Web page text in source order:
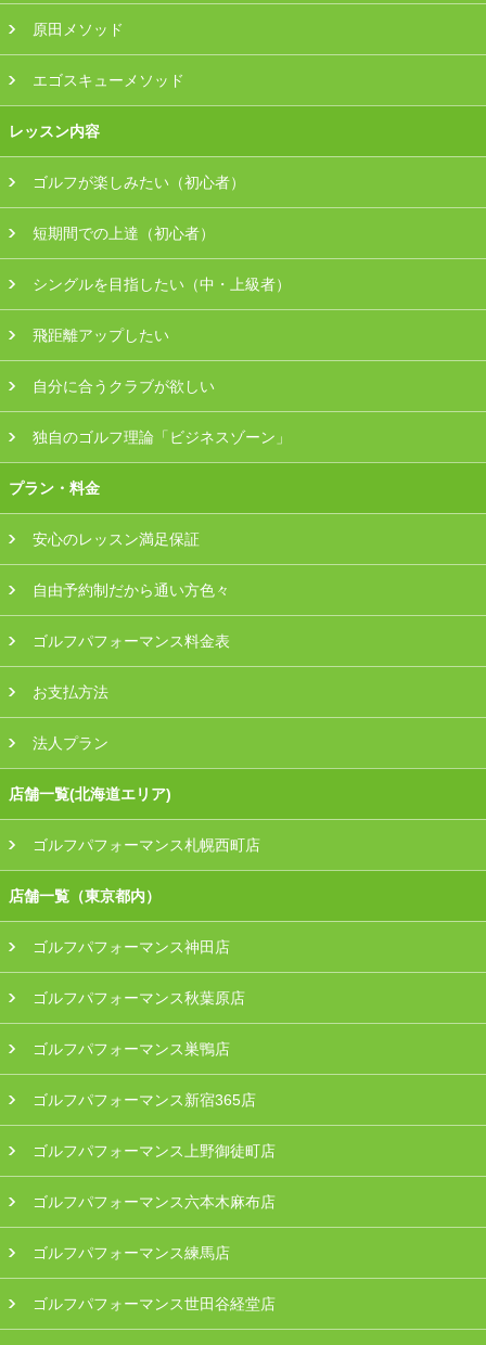
原田メソッド
エゴスキューメソッド
レッスン内容
ゴルフが楽しみたい（初心者）
短期間での上達（初心者）
シングルを目指したい（中・上級者）
飛距離アップしたい
自分に合うクラブが欲しい
独自のゴルフ理論「ビジネスゾーン」
プラン・料金
安心のレッスン満足保証
自由予約制だから通い方色々
ゴルフパフォーマンス料金表
お支払方法
法人プラン
店舗一覧(北海道エリア)
ゴルフパフォーマンス札幌西町店
店舗一覧（東京都内）
ゴルフパフォーマンス神田店
ゴルフパフォーマンス秋葉原店
ゴルフパフォーマンス巣鴨店
ゴルフパフォーマンス新宿365店
ゴルフパフォーマンス上野御徒町店
ゴルフパフォーマンス六本木麻布店
ゴルフパフォーマンス練馬店
ゴルフパフォーマンス世田谷経堂店